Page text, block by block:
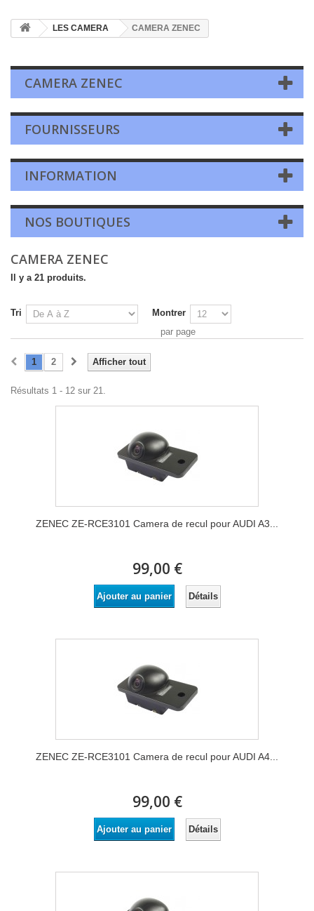
LES CAMERA CAMERA ZENEC
CAMERA ZENEC
FOURNISSEURS
INFORMATION
NOS BOUTIQUES
CAMERA ZENEC
Il y a 21 produits.
Tri
Montrer
par page
Afficher tout
1 2
Résultats 1 - 12 sur 21.
ZENEC ZE-RCE3101 Camera de recul pour AUDI A3...
99,00 €
Ajouter au panier Détails
ZENEC ZE-RCE3101 Camera de recul pour AUDI A4...
99,00 €
Ajouter au panier Détails